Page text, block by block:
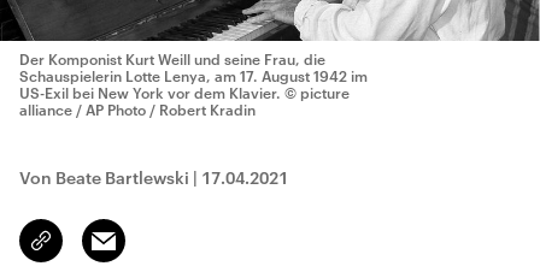
Der Komponist Kurt Weill und seine Frau, die
Schauspielerin Lotte Lenya, am 17. August 1942 im
US-Exil bei New York vor dem Klavier. © picture
alliance / AP Photo / Robert Kradin
Von Beate Bartlewski | 17.04.2021
Link
kopieren/teilen
Email